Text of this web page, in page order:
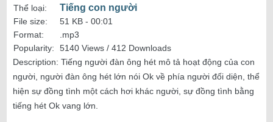
Thể loại:
Tiếng con người
File size: 51 KB - 00:01
Format:
.mp3
Popularity:
5140 Views / 412 Downloads
Description: Tiếng người đàn ông hét mô tả hoạt động của con
người, người đàn ông hét lớn nói Ok về phía người đối diện, thể
hiện sự đồng tình một cách hơi khác người, sự đồng tình bằng
tiếng hét Ok vang lớn.